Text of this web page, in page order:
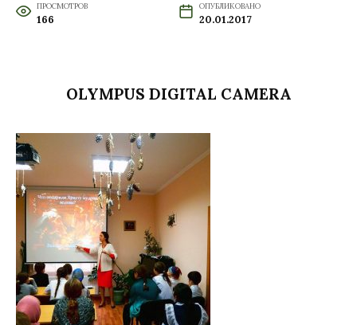
ПРОСМОТРОВ
166
ОПУБЛИКОВАНО
20.01.2017
OLYMPUS DIGITAL CAMERA